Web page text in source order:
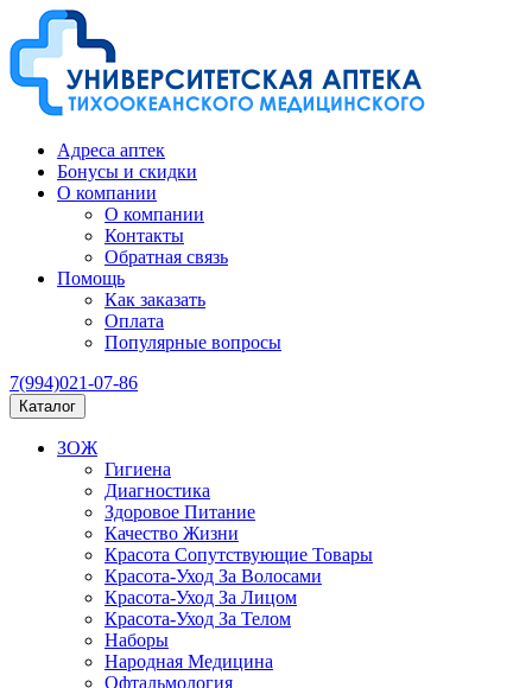
Адреса аптек
Бонусы и скидки
О компании
О компании
Контакты
Обратная связь
Помощь
Как заказать
Оплата
Популярные вопросы
7(994)021-07-86
Каталог
ЗОЖ
Гигиена
Диагностика
Здоровое Питание
Качество Жизни
Красота Сопутствующие Товары
Красота-Уход За Волосами
Красота-Уход За Лицом
Красота-Уход За Телом
Наборы
Народная Медицина
Офтальмология